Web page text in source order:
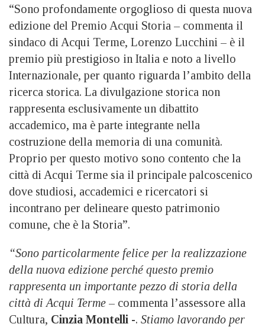
“Sono profondamente orgoglioso di questa nuova
edizione del Premio Acqui Storia – commenta il
sindaco di Acqui Terme, Lorenzo Lucchini – è il
premio più prestigioso in Italia e noto a livello
Internazionale, per quanto riguarda l’ambito della
ricerca storica. La divulgazione storica non
rappresenta esclusivamente un dibattito
accademico, ma è parte integrante nella
costruzione della memoria di una comunità.
Proprio per questo motivo sono contento che la
città di Acqui Terme sia il principale palcoscenico
dove studiosi, accademici e ricercatori si
incontrano per delineare questo patrimonio
comune, che è la Storia”.
“Sono particolarmente felice per la realizzazione
della nuova edizione perché questo premio
rappresenta un importante pezzo di storia della
città di Acqui Terme – commenta l’assessore alla
Cultura, Cinzia Montelli -. Stiamo lavorando per